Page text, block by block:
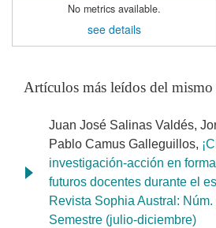
No metrics available.
see details
Artículos más leídos del mismo
Juan José Salinas Valdés,
Pablo Camus Galleguillos,
investigación-acción en
futuros docentes durante el
Revista Sophia Austral:
Semestre (julio-diciembre)